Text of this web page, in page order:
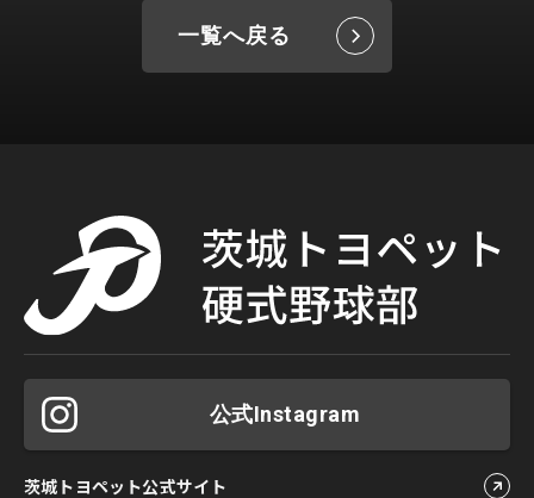
一覧へ戻る
公式Instagram
茨城トヨペット公式サイト